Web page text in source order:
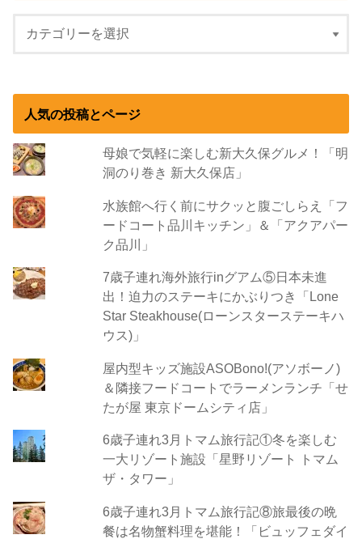
人気の投稿とページ
母娘で気軽に楽しむ新大久保グルメ！「明
洞のり巻き 新大久保店」
水族館へ行く前にサクッと腹ごしらえ「フ
ードコート品川キッチン」＆「アクアパー
ク品川」
7歳子連れ海外旅行inグアム⑤日本未進
出！迫力のステーキにかぶりつき「Lone
Star Steakhouse(ローンスターステーキハ
ウス)」
屋内型キッズ施設ASOBono!(アソボーノ)
＆隣接フードコートでラーメンランチ「せ
たが屋 東京ドームシティ店」
6歳子連れ3月トマム旅行記①冬を楽しむ
一大リゾート施設「星野リゾート トマム
ザ・タワー」
6歳子連れ3月トマム旅行記⑧旅最後の晩
餐は名物蟹料理を堪能！「ビュッフェダイ